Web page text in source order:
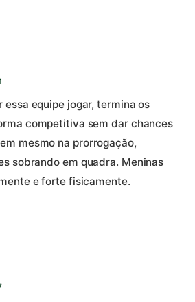
essa equipe jogar, termina os
competitiva sem dar chances
mesmo na prorrogação,
sobrando em quadra. Meninas
e forte fisicamente.